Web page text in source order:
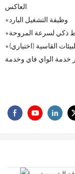
العاكس
*وظيفة التشغيل البارد
ذكي لسرعة المروحة
القاسية (اختياري)